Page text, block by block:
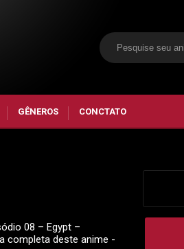
GÊNEROS CONCTATO
08 – Egypt –
completa deste anime -